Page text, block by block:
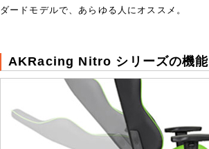
ダードモデルで、あらゆる人にオススメ。
AKRacing Nitro シリーズの機能